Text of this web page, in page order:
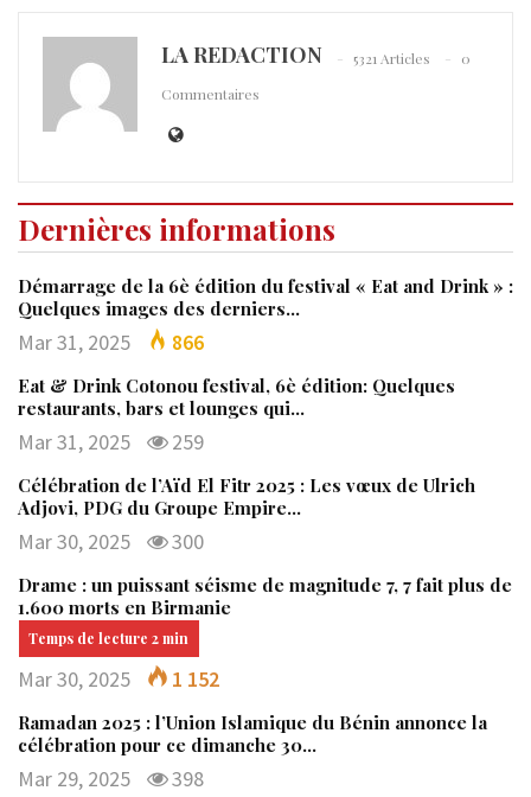
LA REDACTION 5321 Articles
0
Commentaires
Dernières informations
Démarrage de la 6è édition du festival « Eat and Drink » :
Quelques images des derniers…
Mar 31, 2025 866
Eat & Drink Cotonou festival, 6è édition: Quelques
restaurants, bars et lounges qui…
Mar 31, 2025 259
Célébration de l’Aïd El Fitr 2025 : Les vœux de Ulrich
Adjovi, PDG du Groupe Empire…
Mar 30, 2025 300
Drame : un puissant séisme de magnitude 7, 7 fait plus de
1.600 morts en Birmanie
Mar 30, 2025 1 152
Ramadan 2025 : l’Union Islamique du Bénin annonce la
célébration pour ce dimanche 30…
Mar 29, 2025 398